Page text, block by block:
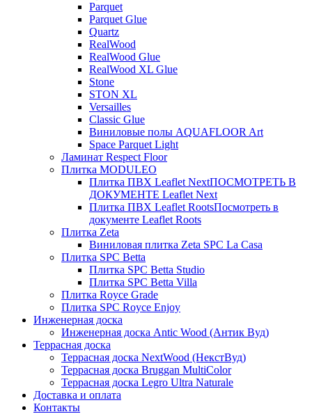
Parquet
Parquet Glue
Quartz
RealWood
RealWood Glue
RealWood XL Glue
Stone
STON XL
Versailles
Classic Glue
Виниловые полы AQUAFLOOR Art
Space Parquet Light
Ламинат Respect Floor
Плитка MODULEO
Плитка ПВХ Leaflet NextПОСМОТРЕТЬ В
ДОКУМЕНТЕ Leaflet Next
Плитка ПВХ Leaflet RootsПосмотреть в
документе Leaflet Roots
Плитка Zeta
Виниловая плитка Zeta SPC La Casa
Плитка SPC Betta
Плитка SPC Betta Studio
Плитка SPC Betta Villa
Плитка Royce Grade
Плитка SPC Royce Enjoy
Инженерная доска
Инженерная доска Antic Wood (Антик Вуд)
Террасная доска
Террасная доска NextWood (НекстВуд)
Террасная доска Bruggan MultiColor
Террасная доска Legro Ultra Naturale
Доставка и оплата
Контакты